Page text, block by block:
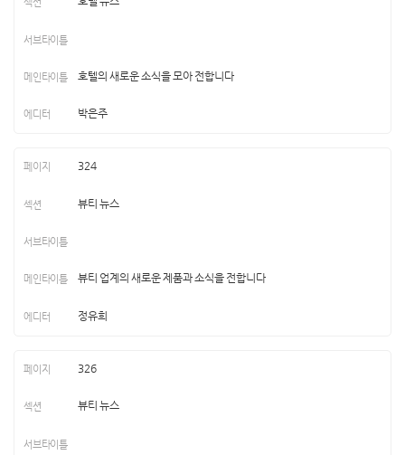
호텔의 새로운 소식을 모아 전합니다
박은주
324
뷰티 뉴스
뷰티 업계의 새로운 제품과 소식을 전합니다
정유희
326
뷰티 뉴스